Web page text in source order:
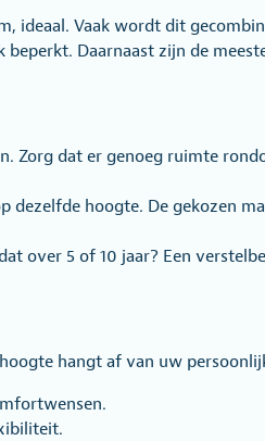
ideaal. Vaak wordt dit
Daarnaast zijn de
Zorg dat er genoeg ruimte
dezelfde hoogte. De gekozen
over 5 of 10 jaar? Een
hangt af van uw